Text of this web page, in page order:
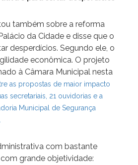
também sobre a reforma
da Cidade e disse que o
desperdícios. Segundo ele, o
econômica. O projeto
à Câmara Municipal nesta
as propostas de maior impacto
secretariais, 21 ouvidorias e a
Municipal de Segurança
com bastante
grande objetividade: